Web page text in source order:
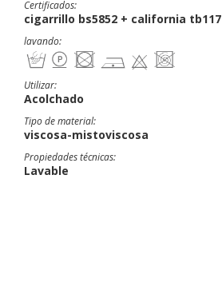
Certificados:
cigarrillo bs5852 + california tb117
lavando:
Utilizar:
Acolchado
Tipo de material:
viscosa-mistoviscosa
Propiedades técnicas:
Lavable